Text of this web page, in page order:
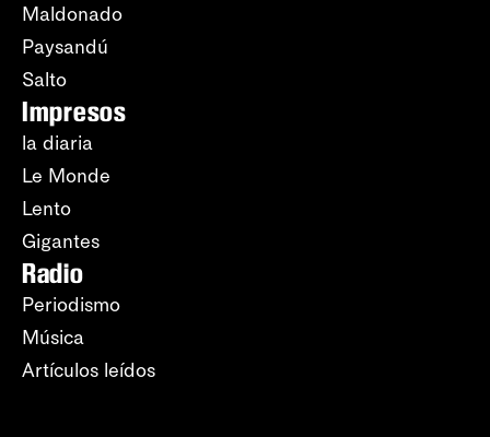
Maldonado
Paysandú
Salto
Impresos
la diaria
Le Monde
Lento
Gigantes
Radio
Periodismo
Música
Artículos leídos